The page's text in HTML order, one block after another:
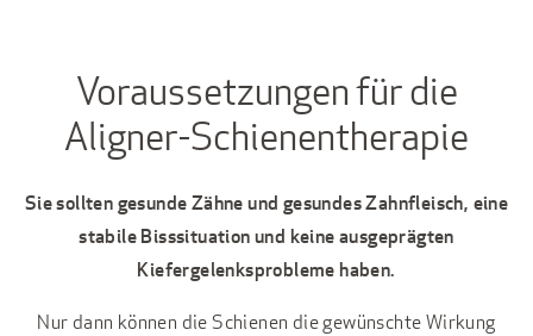
Voraussetzungen für die
Aligner-Schienentherapie
Sie sollten gesunde Zähne und gesundes Zahnfleisch, eine
stabile Bisssituation und keine ausgeprägten
Kiefergelenksprobleme haben.
Nur dann können die Schienen die gewünschte Wirkung